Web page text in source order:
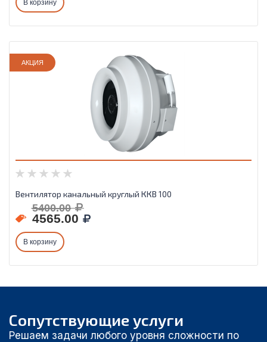
В корзину
АКЦИЯ
Вентилятор канальный круглый ККВ 100
5400.00
4565.00
В корзину
Сопутствующие услуги
Решаем задачи любого уровня сложности по